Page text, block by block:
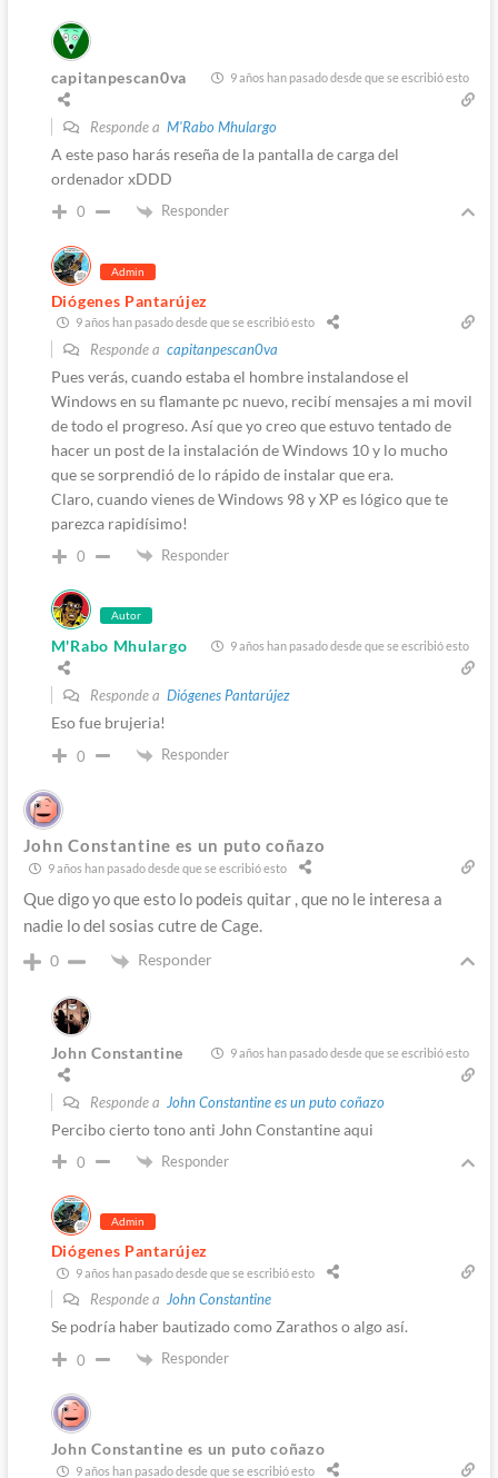
capitanpescan0va 9 años han pasado desde que se escribió esto
Responde a M'Rabo Mhulargo
A este paso harás reseña de la pantalla de carga del
ordenador xDDD
0 Responder
Admin
Diógenes Pantarújez
9 años han pasado desde que se escribió esto
Responde a capitanpescan0va
Pues verás, cuando estaba el hombre instalandose el
Windows en su flamante pc nuevo, recibí mensajes a mi movil
de todo el progreso. Así que yo creo que estuvo tentado de
hacer un post de la instalación de Windows 10 y lo mucho
que se sorprendió de lo rápido de instalar que era.
Claro, cuando vienes de Windows 98 y XP es lógico que te
parezca rapidísimo!
0 Responder
Autor
M'Rabo Mhulargo 9 años han pasado desde que se escribió esto
Responde a Diógenes Pantarújez
Eso fue brujeria!
0 Responder
John Constantine es un puto coñazo
9 años han pasado desde que se escribió esto
Que digo yo que esto lo podeis quitar , que no le interesa a
nadie lo del sosias cutre de Cage.
0 Responder
John Constantine 9 años han pasado desde que se escribió esto
Responde a John Constantine es un puto coñazo
Percibo cierto tono anti John Constantine aqui
0 Responder
Admin
Diógenes Pantarújez
9 años han pasado desde que se escribió esto
Responde a John Constantine
Se podría haber bautizado como Zarathos o algo así.
0 Responder
John Constantine es un puto coñazo
9 años han pasado desde que se escribió esto